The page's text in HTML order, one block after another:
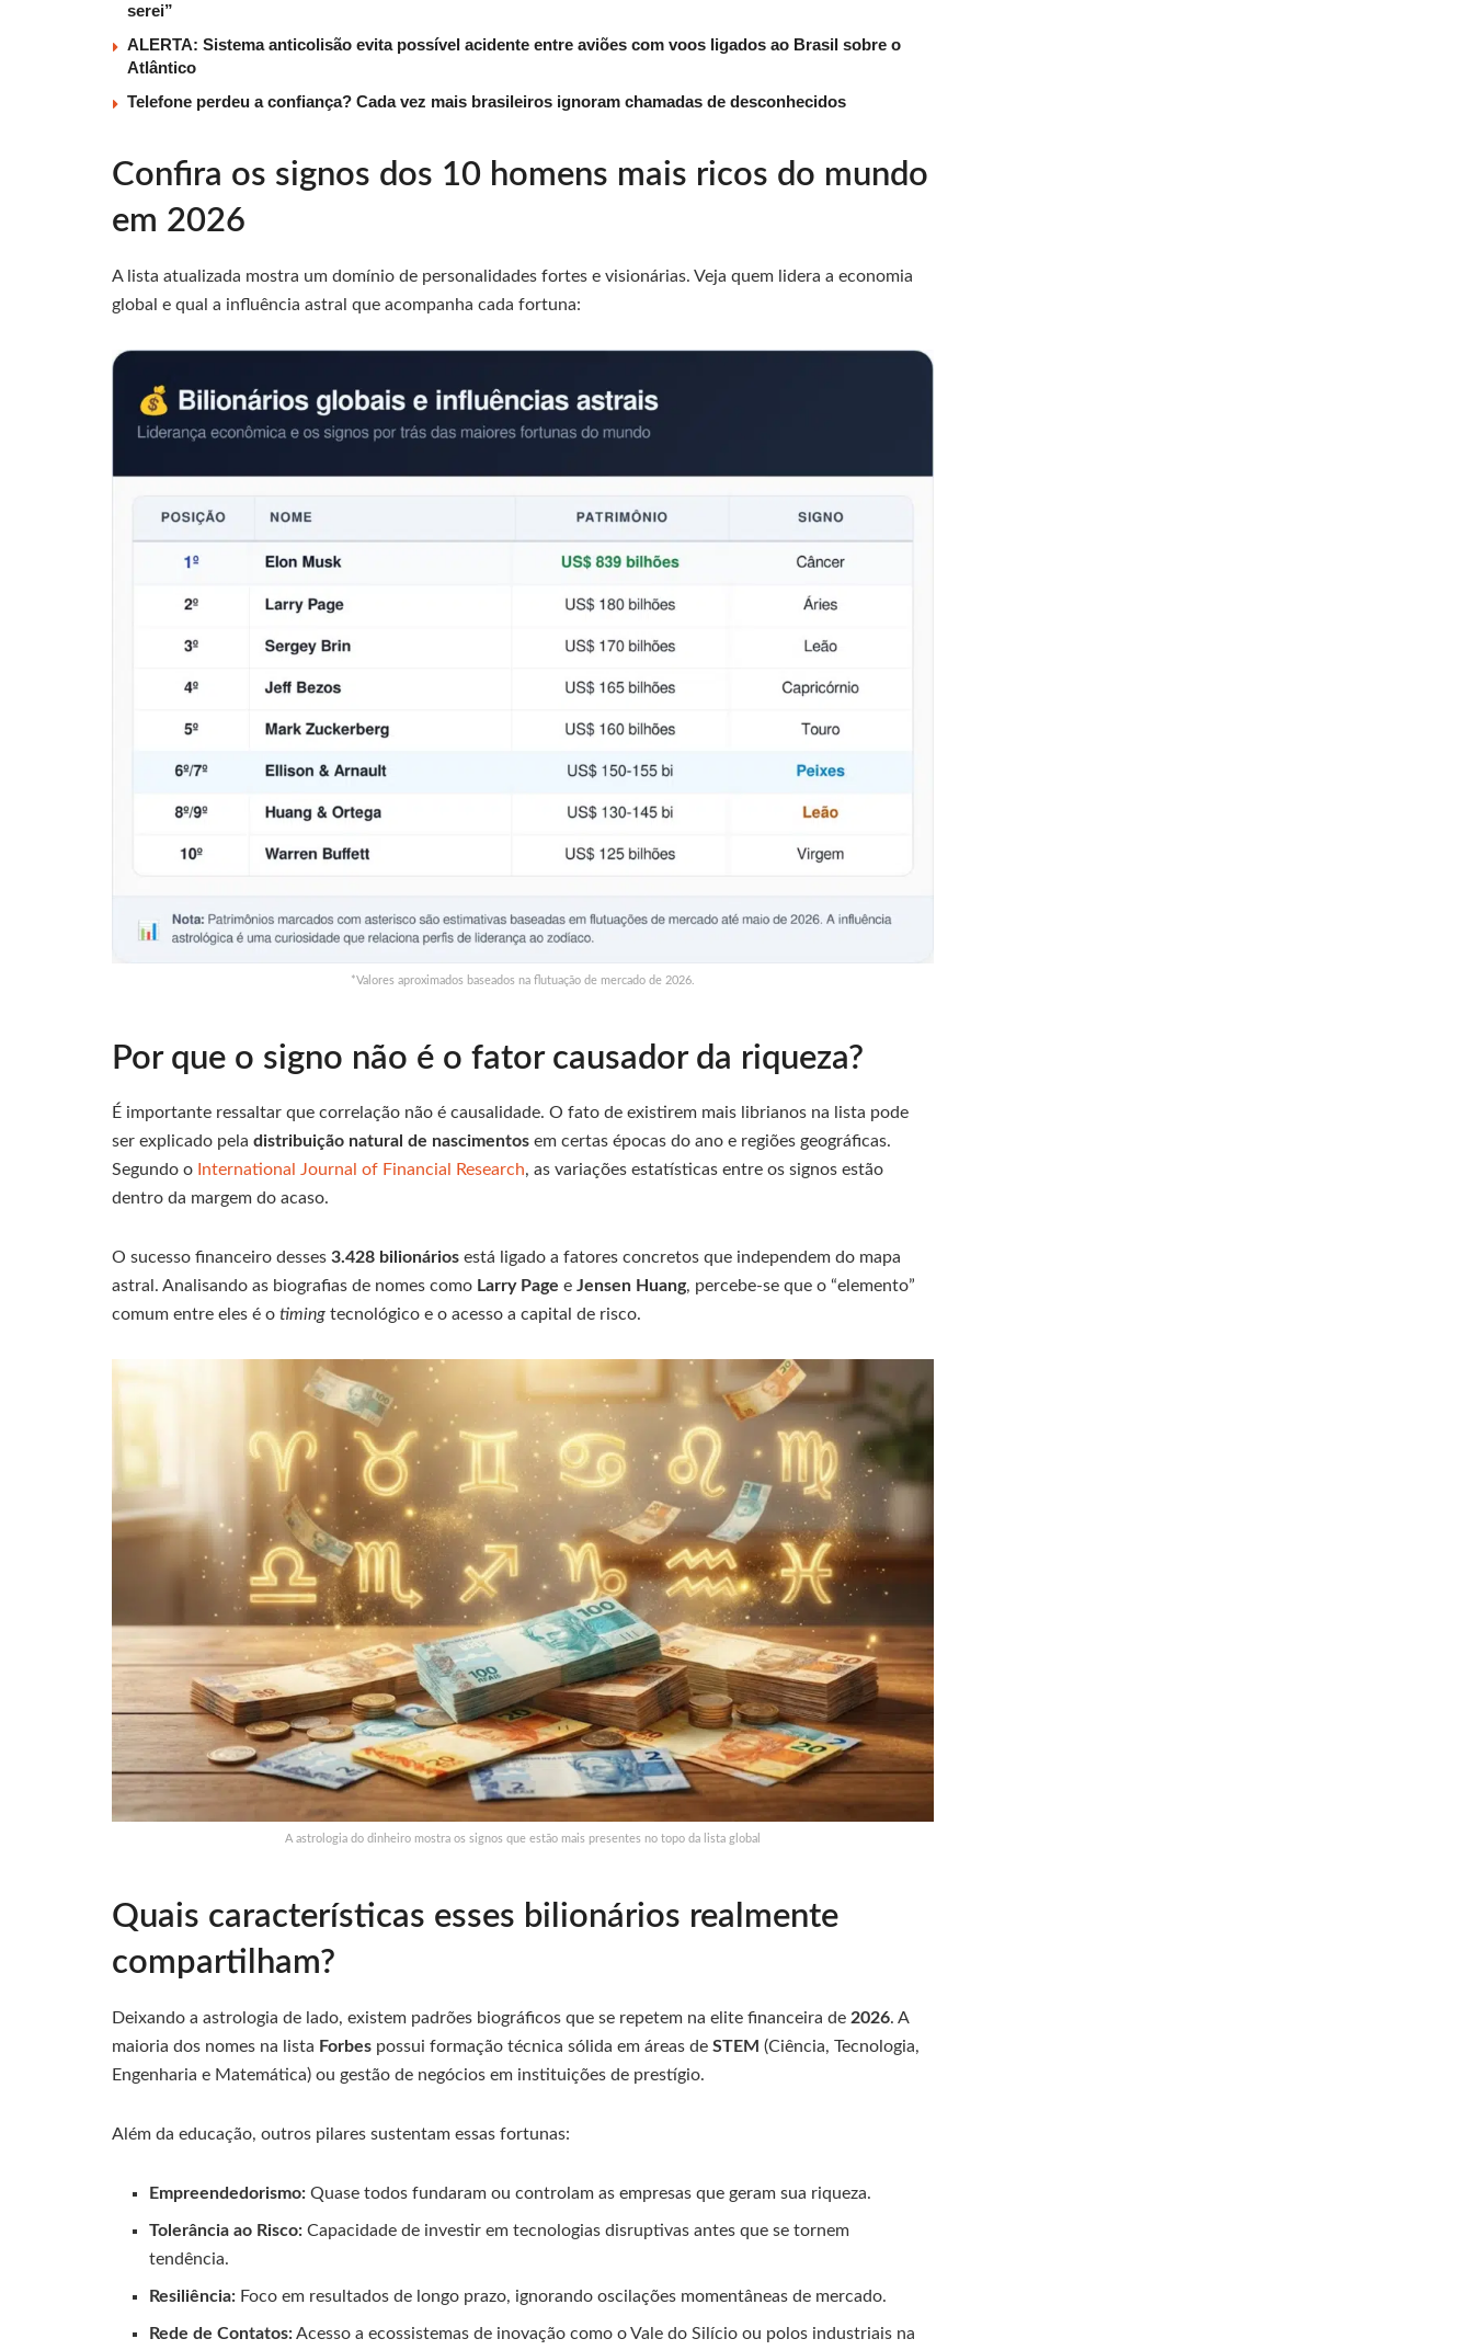
serei”
ALERTA: Sistema anticolisão evita possível acidente entre aviões com voos ligados ao Brasil sobre o
Atlântico
Telefone perdeu a confiança? Cada vez mais brasileiros ignoram chamadas de desconhecidos
Confira os signos dos 10 homens mais ricos do mundo
em 2026
A lista atualizada mostra um domínio de personalidades fortes e visionárias. Veja quem lidera a economia
global e qual a influência astral que acompanha cada fortuna:
*Valores aproximados baseados na flutuação de mercado de 2026.
Por que o signo não é o fator causador da riqueza?
É importante ressaltar que correlação não é causalidade. O fato de existirem mais librianos na lista pode
ser explicado pela distribuição natural de nascimentos em certas épocas do ano e regiões geográficas.
Segundo o International Journal of Financial Research, as variações estatísticas entre os signos estão
dentro da margem do acaso.
O sucesso financeiro desses 3.428 bilionários está ligado a fatores concretos que independem do mapa
astral. Analisando as biografias de nomes como Larry Page e Jensen Huang, percebe-se que o “elemento”
comum entre eles é o timing tecnológico e o acesso a capital de risco.
A astrologia do dinheiro mostra os signos que estão mais presentes no topo da lista global
Quais características esses bilionários realmente
compartilham?
Deixando a astrologia de lado, existem padrões biográficos que se repetem na elite financeira de 2026. A
maioria dos nomes na lista Forbes possui formação técnica sólida em áreas de STEM (Ciência, Tecnologia,
Engenharia e Matemática) ou gestão de negócios em instituições de prestígio.
Além da educação, outros pilares sustentam essas fortunas:
Empreendedorismo: Quase todos fundaram ou controlam as empresas que geram sua riqueza.
Tolerância ao Risco: Capacidade de investir em tecnologias disruptivas antes que se tornem
tendência.
Resiliência: Foco em resultados de longo prazo, ignorando oscilações momentâneas de mercado.
Rede de Contatos:Acesso a ecossistemas de inovação como o Vale do Silício ou polos industriais na